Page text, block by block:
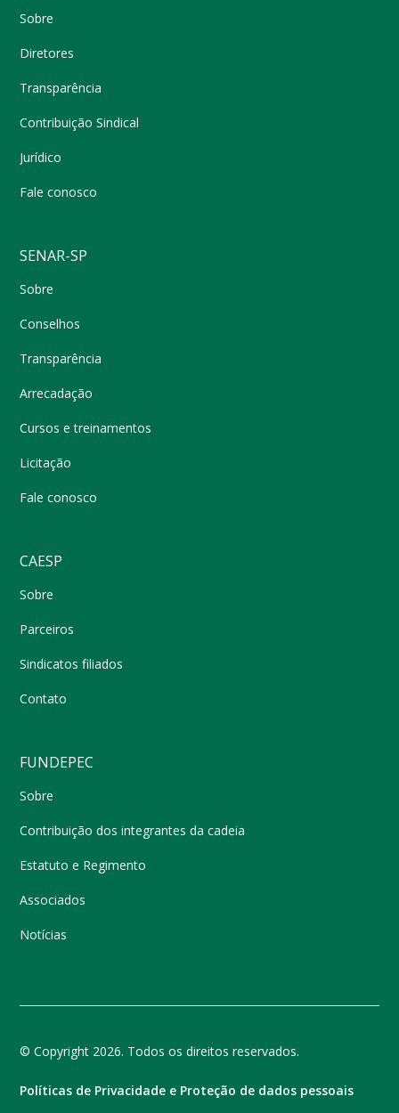
Sobre
Diretores
Transparência
Contribuição Sindical
Jurídico
Fale conosco
SENAR-SP
Sobre
Conselhos
Transparência
Arrecadação
Cursos e treinamentos
Licitação
Fale conosco
CAESP
Sobre
Parceiros
Sindicatos filiados
Contato
FUNDEPEC
Sobre
Contribuição dos integrantes da cadeia
Estatuto e Regimento
Associados
Notícias
© Copyright 2026. Todos os direitos reservados.
Políticas de Privacidade e Proteção de dados pessoais